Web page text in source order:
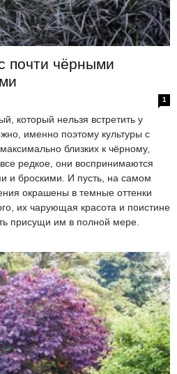
почти чёрными
1
который нельзя встретить у
именно поэтому культуры с
близких к чёрному,
редкое, они воспринимаются
и броскими. И пусть, на самом
окрашены в темные оттенки
их чарующая красота и поистине
присущи им в полной мере.